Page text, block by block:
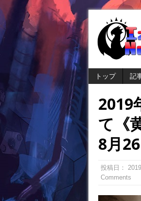
トップ 記
2019
て《
8月
投稿日：
Comments